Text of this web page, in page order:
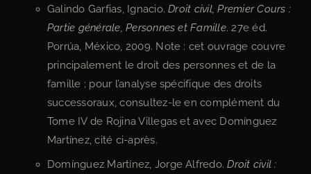
Galindo Garfias, Ignacio.Droit civil, Premier Cours :
Partie générale, Personnes et Famille. 27e éd.
Porrúa, México, 2009. Note : cet ouvrage couvre
principalement le droit des personnes et de la
famille ; pour l’analyse spécifique des droits
successoraux, consultez-le en complément du
Tome IV de Rojina Villegas et avec Domínguez
Martínez, cité ci-après.
Domínguez Martínez, Jorge Alfredo.Droit civil :